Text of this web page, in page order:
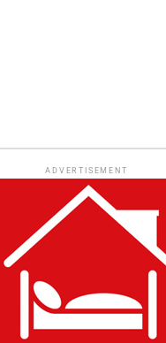
ADVERTISEMENT